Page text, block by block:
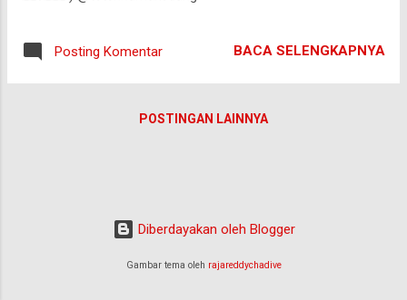
Posting Komentar BACA SELENGKAPNYA
POSTINGAN LAINNYA
Diberdayakan oleh Blogger
Gambar tema oleh rajareddychadive